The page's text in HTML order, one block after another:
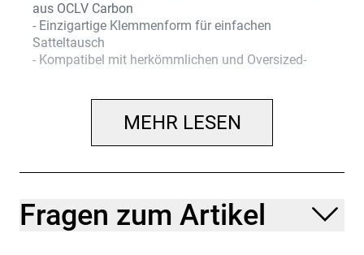
aus OCLV Carbon
- Einzigartige Klemmenform für einfachen
Satteltausch
- Kompatibel mit herkömmlichen und Oversized-
Ceintuurbaan 2-20C,
3847 LG, Harderwijk,
Niederlande
MEHR LESEN
Fragen zum Artikel